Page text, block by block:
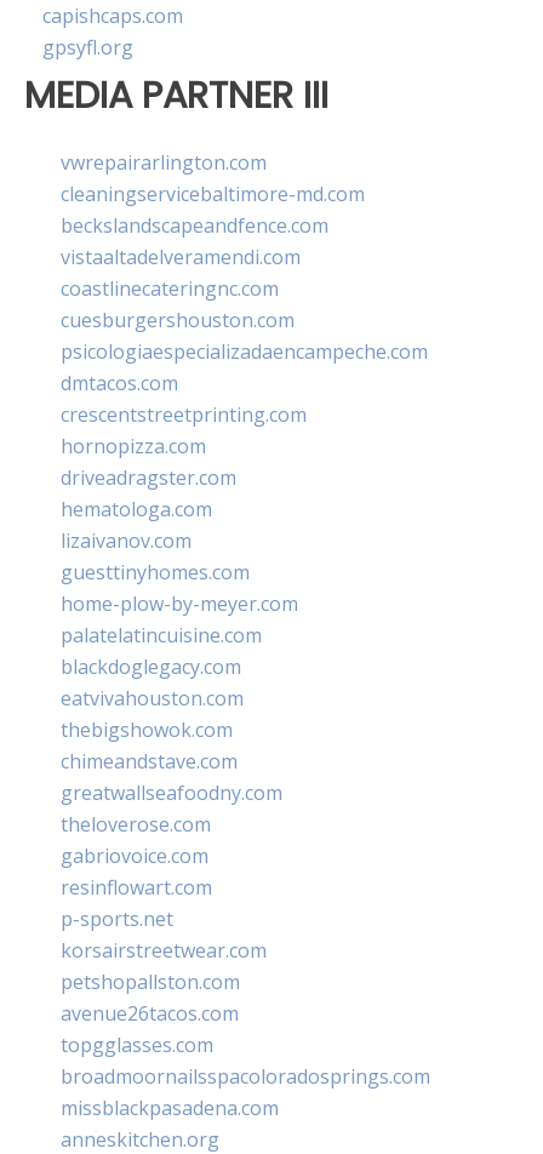
capishcaps.com
gpsyfl.org
MEDIA PARTNER III
vwrepairarlington.com
cleaningservicebaltimore-md.com
beckslandscapeandfence.com
vistaaltadelveramendi.com
coastlinecateringnc.com
cuesburgershouston.com
psicologiaespecializadaencampeche.com
dmtacos.com
crescentstreetprinting.com
hornopizza.com
driveadragster.com
hematologa.com
lizaivanov.com
guesttinyhomes.com
home-plow-by-meyer.com
palatelatincuisine.com
blackdoglegacy.com
eatvivahouston.com
thebigshowok.com
chimeandstave.com
greatwallseafoodny.com
theloverose.com
gabriovoice.com
resinflowart.com
p-sports.net
korsairstreetwear.com
petshopallston.com
avenue26tacos.com
topgglasses.com
broadmoornailsspacoloradosprings.com
missblackpasadena.com
anneskitchen.org